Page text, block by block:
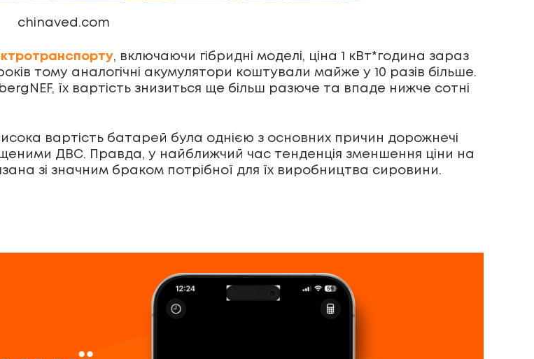
chinaved.com
, включаючи гібридні моделі, ціна 1 кВт*година зараз
тому аналогічні акумулятори коштували майже у 10 разів більше.
їх вартість знизиться ще більш разюче та впаде нижче сотні
вартість батарей була однією з основних причин дорожнечі
ДВС. Правда, у найближчий час тенденція зменшення ціни на
зі значним браком потрібної для їх виробництва сировини.